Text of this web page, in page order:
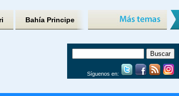
Bahía Principe
Síguenos en: